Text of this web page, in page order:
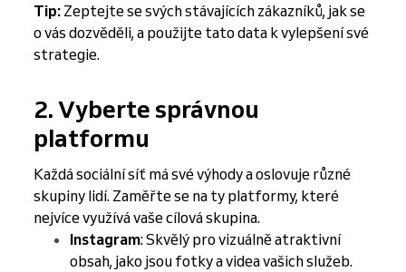
Tip:Zeptejte se svých stávajících zákazníků, jak se
o vás dozvěděli, a použijte tato data k vylepšení své
strategie.
2. Vyberte správnou
platformu
Každá sociální síť má své výhody a oslovuje různé
skupiny lidí. Zaměřte se na ty platformy, které
nejvíce využívá vaše cílová skupina.
Instagram: Skvělý pro vizuálně atraktivní
obsah, jako jsou fotky a videa vašich služeb.